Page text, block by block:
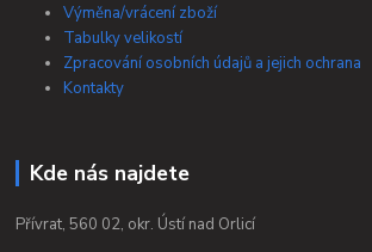
Výměna/vrácení zboží
Tabulky velikostí
Zpracování osobních údajů a jejich ochrana
Kontakty
Kde nás najdete
Přívrat, 560 02, okr. Ústí nad Orlicí